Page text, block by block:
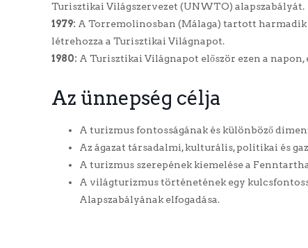
Turisztikai Világszervezet (UNWTO) alapszabályát.
1979: A Torremolinosban (Málaga) tartott
létrehozza a Turisztikai Világnapot.
1980: A Turisztikai Világnapot először ezen a
Az ünnepség célja
A turizmus fontosságának és különböző
Az ágazat társadalmi, kulturális, politikai és
A turizmus szerepének kiemelése a
A világturizmus történetének egy
Alapszabályának elfogadása.